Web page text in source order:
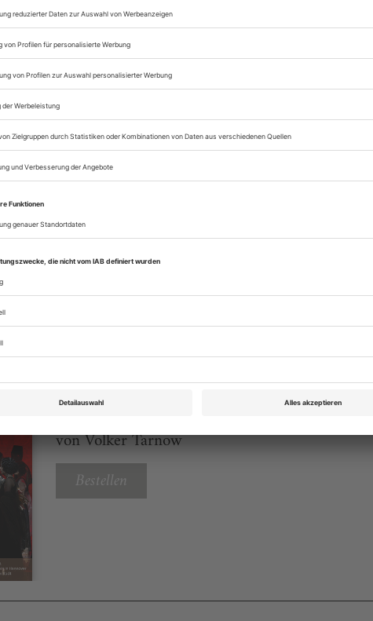
Zugang zum
Sie können alle Vorteile
Opernwelt Mai 2026
von Volker Tarnow
Bestellen